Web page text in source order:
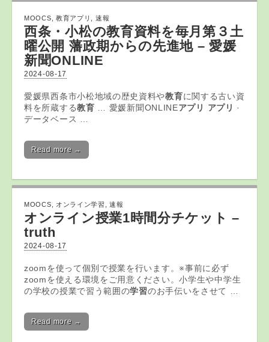
MOOCS 教育アプリ 速報
西条・小松の教育資料を毎月第３土
曜公開 藩政期からの先進地 – 愛媛
新聞ONLINE
2024-08-17
愛媛県西条市小松地域の歴史資料や教育に関する古い資
料を所蔵する教育 … 愛媛新聞ONLINEアプリ アプリ ·
データベース …
Read more →
MOOCS オンライン学習 ,速報
オンライン授業1時間分チケット –
truth
2024-08-17
zoomを使って個別で授業を行います。※事前に必ず
zoomを使える環境をご用意ください。小学生や中学生
の学校の授業で習う範囲の学習のお手伝いをさせて …
Read more →